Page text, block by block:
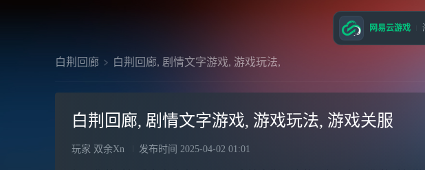
白荆回廊 白荆回廊, 剧情文字游戏, 游戏玩法,
白荆回廊, 剧情文字游戏, 游戏玩法, 游戏关服
玩家 双余Xn 发布时间 2025-04-02 01:01
网易云游戏